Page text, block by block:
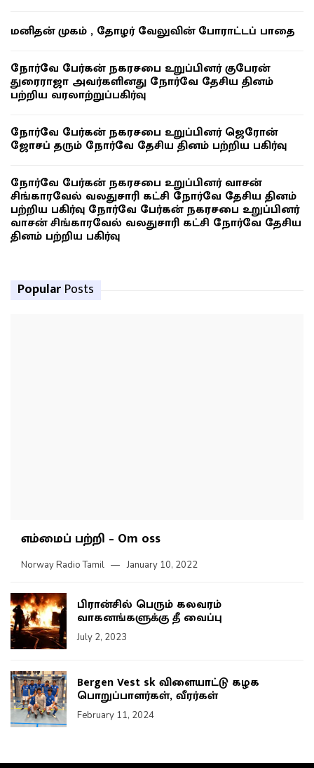
மனிதன் முகம் , தோழர் வேலுவின் போராட்டப் பாதை
நோர்வே பேர்கன் நகரசபை உறுப்பினர் குபேரன்
துரைராஜா அவர்களினது நோர்வே தேசிய தினம்
பற்றிய வரலாற்றுப்பகிர்வு
நோர்வே பேர்கன் நகரசபை உறுப்பினர் ஜெரோன்
ஜோசப் தரும் நோர்வே தேசிய தினம் பற்றிய பகிர்வு
நோர்வே பேர்கன் நகரசபை உறுப்பினர் வாசன்
சிங்காரவேல் வலதுசாரி கட்சி நோர்வே தேசிய தினம்
பற்றிய பகிர்வு நோர்வே பேர்கன் நகரசபை உறுப்பினர்
வாசன் சிங்காரவேல் வலதுசாரி கட்சி நோர்வே தேசிய
தினம் பற்றிய பகிர்வு
Popular Posts
எம்மைப் பற்றி – Om oss
Norway Radio Tamil January 10, 2022
பிரான்சில் பெரும் கலவரம்
வாகனங்களுக்கு தீ வைப்பு
July 2, 2023
Bergen Vest sk விளையாட்டு கழக
பொறுப்பாளர்கள், வீரர்கள்
February 11, 2024